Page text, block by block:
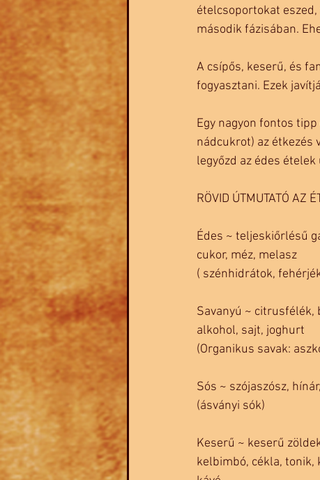
ételcsoportokat
második fázisában.
A csípős, keserű, és
fogyasztani. Ezek
Egy nagyon fontos
nádcukrot) az étkezés
legyőzd az édes
RÖVID ÚTMUTATÓ AZ
Édes ~ teljeskiőrlésű
cukor, méz, melasz
( szénhidrátok,
Savanyú ~ citrusfélék,
alkohol, sajt, joghurt
(Organikus savak:
Sós ~ szójaszósz,
(ásványi sók)
Keserű ~ keserű
kelbimbó, cékla,